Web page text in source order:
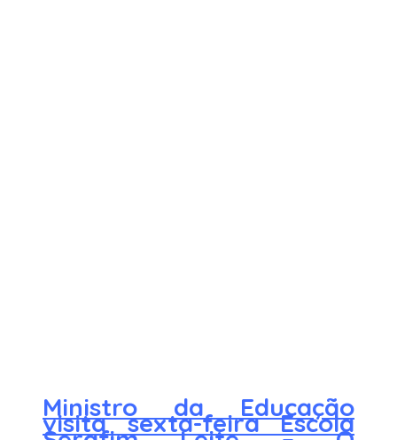
Ministro da Educação
visita sexta-feira Escola